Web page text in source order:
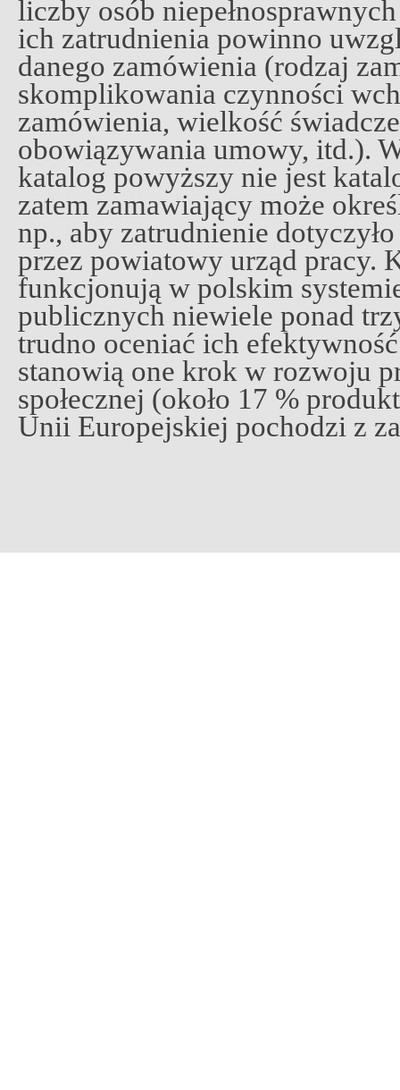
liczby osób
ich zatrudnienia powinno
danego zamówienia (rodzaj
skomplikowania czynności
zamówienia, wielkość
obowiązywania umowy, itd.).
katalog powyższy nie jest
zatem zamawiający może
np., aby zatrudnienie
przez powiatowy urząd pracy.
funkcjonują w polskim
publicznych niewiele ponad
trudno oceniać ich
stanowią one krok w rozwoju
społecznej (około 17 %
Unii Europejskiej pochodzi z